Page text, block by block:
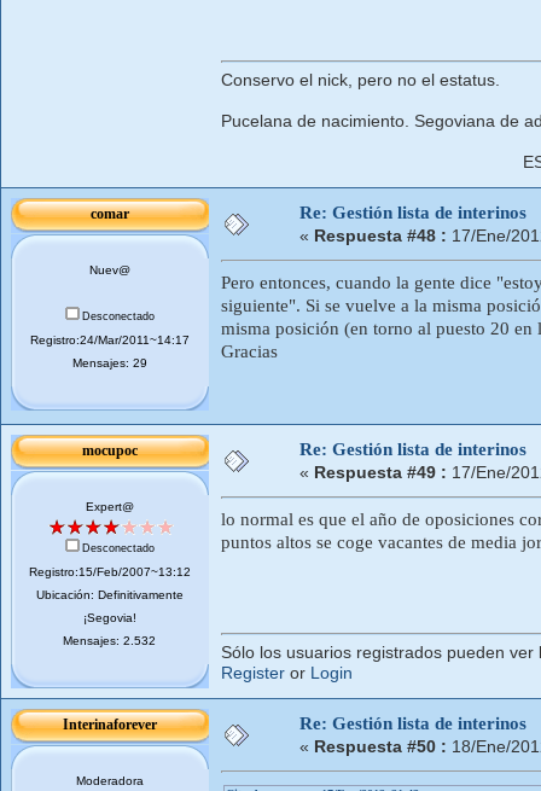
Conservo el nick, pero no el estatus.
Pucelana de nacimiento. Segoviana de
comar
Nuev@
Desconectado
Registro:24/Mar/2011~14:17
Mensajes: 29
Re: Gestión lista de interinos
« Respuesta #48 : 17/Ene/
Pero entonces, cuando la gente dice
siguiente". Si se vuelve a la misma
misma posición (en torno al puesto 20 en
Gracias
mocupoc
Expert@
Desconectado
Registro:15/Feb/2007~13:12
Ubicación: Definitivamente
¡Segovia!
Mensajes: 2.532
Re: Gestión lista de interinos
« Respuesta #49 : 17/Ene/
lo normal es que el año de oposiciones
puntos altos se coge vacantes de media
Sólo los usuarios registrados pueden ver
Register or Login
Interinaforever
Moderadora
Re: Gestión lista de interinos
« Respuesta #50 : 18/Ene/